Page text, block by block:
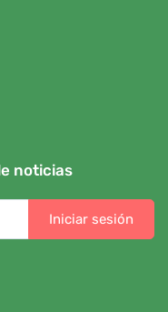
noticias
Iniciar sesión